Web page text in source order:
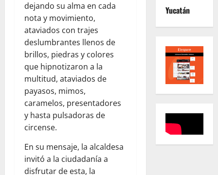
dejando su alma en cada
nota y movimiento,
ataviados con trajes
deslumbrantes llenos de
brillos, piedras y colores
que hipnotizaron a la
multitud, ataviados de
payasos, mimos,
caramelos, presentadores
y hasta pulsadoras de
circense.
En su mensaje, la alcaldesa
invitó a la ciudadanía a
disfrutar de esta, la
Yucatán